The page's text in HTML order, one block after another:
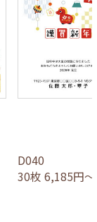
D040
30枚 6,185円～